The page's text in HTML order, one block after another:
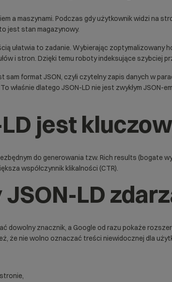
a maszynami. Podczas gdy użytkownik widzi na
jest stan magazynowy.
ułatwia to zadanie. Wybierając zoptymalizowany
i stron. Dzięki temu roboty indeksujące szybciej
sam format JSON, czyli czytelny zapis danych w
dlatego JSON-LD nie jest zwykłym JSON-
jest
do generowania tzw. Rich results (bogate
współczynnik klikalności (CTR).
JSON-LD
dowolny znacznik, a Google od razu pokaże
że nie wolno oznaczać treści niewidocznej dla